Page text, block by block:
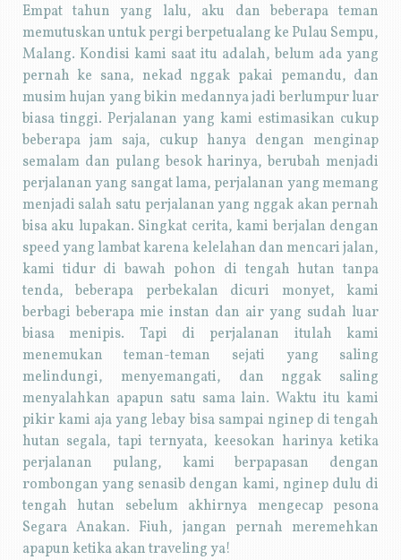
Empat tahun yang lalu, aku dan beberapa teman
memutuskan untuk pergi berpetualang ke Pulau Sempu,
Malang. Kondisi kami saat itu adalah, belum ada yang
pernah ke sana, nekad nggak pakai pemandu, dan
musim hujan yang bikin medannya jadi berlumpur luar
biasa tinggi. Perjalanan yang kami estimasikan cukup
beberapa jam saja, cukup hanya dengan menginap
semalam dan pulang besok harinya, berubah menjadi
perjalanan yang sangat lama, perjalanan yang memang
menjadi salah satu perjalanan yang nggak akan pernah
bisa aku lupakan. Singkat cerita, kami berjalan dengan
speed yang lambat karena kelelahan dan mencari jalan,
kami tidur di bawah pohon di tengah hutan tanpa
tenda, beberapa perbekalan dicuri monyet, kami
berbagi beberapa mie instan dan air yang sudah luar
biasa menipis. Tapi di perjalanan itulah kami
menemukan teman-teman sejati yang saling
melindungi, menyemangati, dan nggak saling
menyalahkan apapun satu sama lain. Waktu itu kami
pikir kami aja yang lebay bisa sampai nginep di tengah
hutan segala, tapi ternyata, keesokan harinya ketika
perjalanan pulang, kami berpapasan dengan
rombongan yang senasib dengan kami, nginep dulu di
tengah hutan sebelum akhirnya mengecap pesona
Segara Anakan. Fiuh, jangan pernah meremehkan
apapun ketika akan traveling ya!